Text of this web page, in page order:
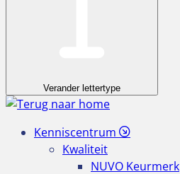
Verander lettertype
Kenniscentrum
Kwaliteit
NUVO Keurmerk